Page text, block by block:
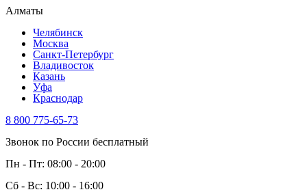
Алматы
Челябинск
Москва
Санкт-Петербург
Владивосток
Казань
Уфа
Краснодар
8 800 775-65-73
Звонок по России бесплатный
Пн - Пт: 08:00 - 20:00
Сб - Вс: 10:00 - 16:00